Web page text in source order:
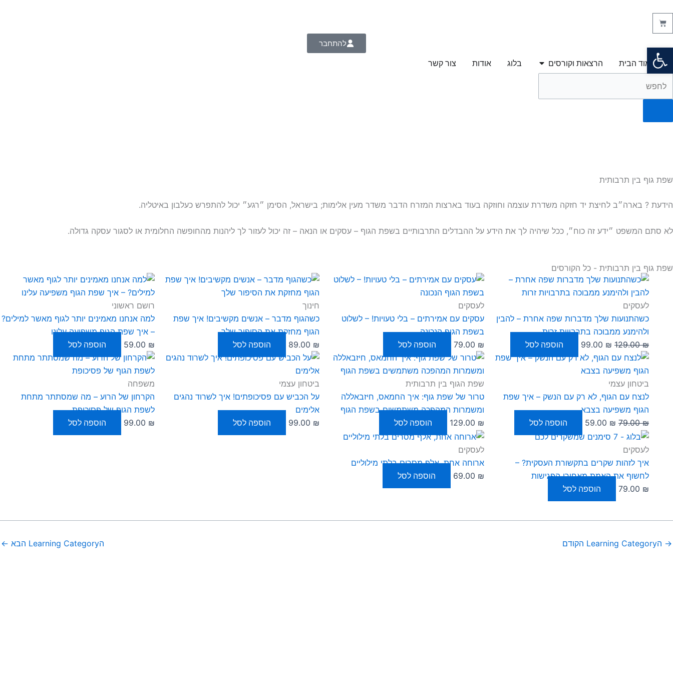
לתוכן
עגלת
קניות
להתחבר
עמוד הבית הרצאות וקורסים פתח הרצאות וקורסים
בלוג אודות
צור קשר
שפת גוף בין תרבותית
הידעת ? בארה״ב לחיצת יד חזקה משדרת עוצמה וחוזקה בעוד בארצות המזרח הדבר משדר מעין אלימות; בישראל, הסימן ״רגע״ יכול להתפרש כעלבון באיטליה.
לא סתם המשפט ״ידע זה כוח״, ככל שיהיה לך את הידע על ההבדלים התרבותיים בשפת הגוף – עסקים או הנאה – זה יכול לעזור לך ליהנות מהחופשה החלומית או לסגור עסקה גדולה.
שפת גוף בין תרבותית - כל הקורסים
לעסקים
כשהתנועות שלך מדברות שפה אחרת – להבין
ולהימנע ממבוכה בתרבויות זרות
129.00₪
המחיר
המקורי
129.00 ₪.
99.00 ₪
המחיר
הנוכחי
99.00 ₪.
הוספה לסל
לעסקים
עסקים עם אמירתים – בלי טעויות! – לשלוט
בשפת הגוף הנכונה
79.00 ₪ הוספה לסל
חינוך
כשהגוף מדבר – אנשים מקשיבים! איך שפת
הגוף מחזקת את הסיפור שלך
89.00 ₪ הוספה לסל
רושם ראשוני
למה אנחנו מאמינים יותר לגוף מאשר למילים?
– איך שפת הגוף משפיעה עלינו
59.00 ₪ הוספה לסל
ביטחון עצמי
לנצח עם הגוף, לא רק עם הנשק – איך שפת
הגוף משפיעה בצבא
79.00₪
המחיר
המקורי
היה:
79.00 ₪.
59.00 ₪
המחיר
הנוכחי
59.00 ₪.
הוספה לסל
שפת הגוף בין תרבותית
טרור של שפת גוף: איך החמאס, חיזבאללה
ומשמרות המהפכה משתמשים בשפת הגוף
129.00 ₪ הוספה לסל
ביטחון עצמי
על הכביש עם פסיכופתים! איך לשרוד נהגים
אלימים
99.00 ₪ הוספה לסל
משפחה
הקרחון של הרוע – מה שמסתתר מתחת
לשפת הגוף של פסיכופת
99.00 ₪ הוספה לסל
לעסקים
איך לזהות שקרים בתקשורת העסקית? –
לחשוף את האמת מאחורי הפגישות
79.00 ₪ הוספה לסל
לעסקים
ארוחה אחת, אלף מסרים בלתי מילוליים
69.00 ₪ הוספה לסל
→ הLearning Category הקודם הLearning Category הבא ←
פתח סרגל נגישות